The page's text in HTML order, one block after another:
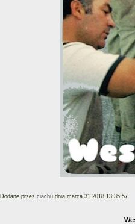
Dodane przez ciachu dnia marca 31 2018 13:35:57